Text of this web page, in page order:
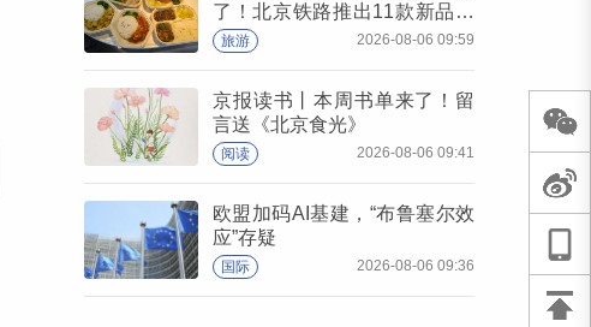
了！北京铁路推出11款新品高
铁餐
旅游 2026-08-06 09:59
京报读书丨本周书单来了！留
言送《北京食光》
阅读 2026-08-06 09:41
欧盟加码AI基建，“布鲁塞尔效
应”存疑
国际 2026-08-06 09:36